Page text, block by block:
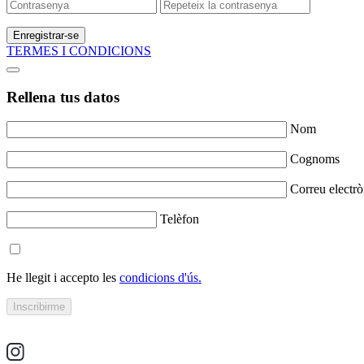
Enregistrar-se
TERMES I CONDICIONS
Rellena tus datos
Nom
Cognoms
Correu
Telèfon
He llegit i accepto les condicions d'ús.